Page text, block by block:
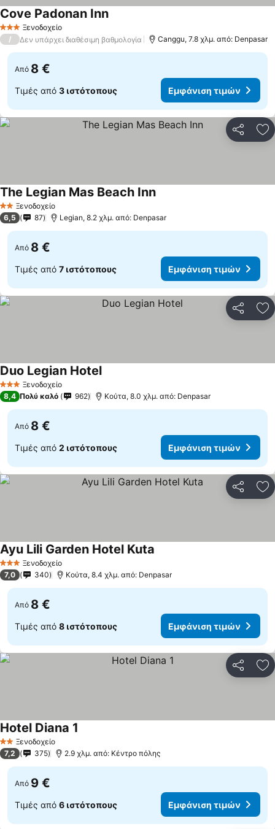
3 ΑστέριαΞενοδοχείο
Cove Padonan Inn
/ Δεν υπάρχει διαθέσιμη βαθμολογία Canggu, 7.8 χλμ. από: Denpasar
Από 8 €
Τιμές από 3 ιστότοπους Εμφάνιση τιμών
2 ΑστέριαΞενοδοχείο
The Legian Mas Beach Inn
6,5 87 Legian, 8.2 χλμ. από: Denpasar
Από 8 €
Τιμές από 7 ιστότοπους Εμφάνιση τιμών
3 ΑστέριαΞενοδοχείο
Duo Legian Hotel
8,4 Πολύ καλό 962 Κούτα, 8.0 χλμ. από: Denpasar
Από 8 €
Τιμές από 2 ιστότοπους Εμφάνιση τιμών
3 ΑστέριαΞενοδοχείο
Ayu Lili Garden Hotel Kuta
7,0 340 Κούτα, 8.4 χλμ. από: Denpasar
Από 8 €
Τιμές από 8 ιστότοπους Εμφάνιση τιμών
2 ΑστέριαΞενοδοχείο
Hotel Diana 1
7,2 375 2.9 χλμ. από: Κέντρο πόλης
Από 9 €
Τιμές από 6 ιστότοπους Εμφάνιση τιμών